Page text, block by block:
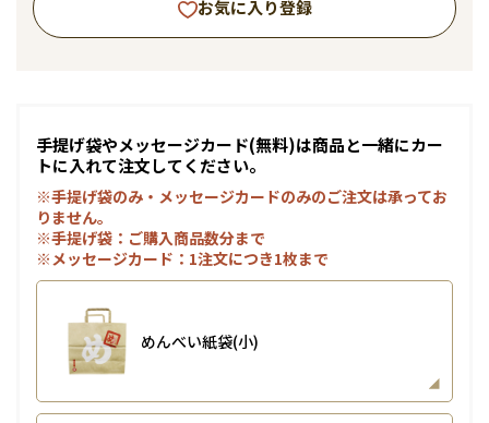
お気に入り登録
手提げ袋やメッセージカード(無料)は商品と一緒にカー
トに入れて注文してください。
※手提げ袋のみ・メッセージカードのみのご注文は承ってお
りません。
※手提げ袋：ご購入商品数分まで
※メッセージカード：1注文につき1枚まで
めんべい紙袋(小)